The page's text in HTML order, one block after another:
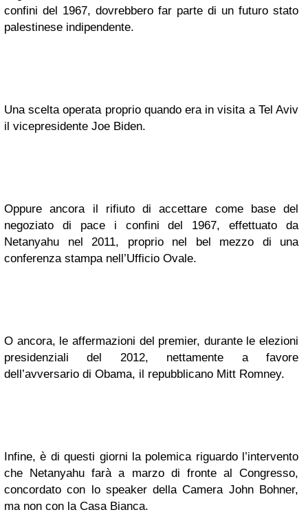
confini del 1967, dovrebbero far parte di un futuro stato
palestinese indipendente.
Una scelta operata proprio quando era in visita a Tel Aviv
il vicepresidente Joe Biden.
Oppure ancora il rifiuto di accettare come base del
negoziato di pace i confini del 1967, effettuato da
Netanyahu nel 2011, proprio nel bel mezzo di una
conferenza stampa nell’Ufficio Ovale.
O ancora, le affermazioni del premier, durante le elezioni
presidenziali del 2012, nettamente a favore
dell’avversario di Obama, il repubblicano Mitt Romney.
Infine, è di questi giorni la polemica riguardo l’intervento
che Netanyahu farà a marzo di fronte al Congresso,
concordato con lo speaker della Camera John Bohner,
ma non con la Casa Bianca.